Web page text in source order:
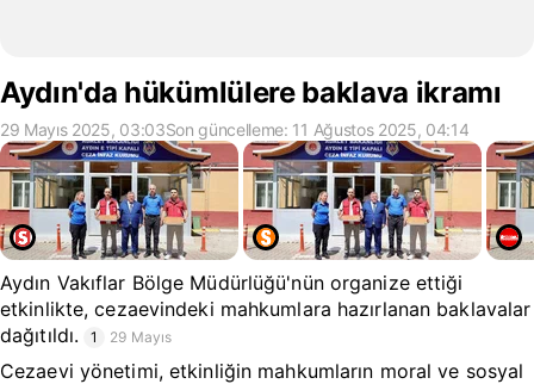
Aydın'da hükümlülere baklava ikramı
29 Mayıs 2025, 03:03Son güncelleme: 11 Ağustos 2025, 04:14
Aydın Vakıflar Bölge Müdürlüğü'nün organize ettiği
etkinlikte, cezaevindeki mahkumlara hazırlanan baklavalar
dağıtıldı.
1 29 Mayıs
Cezaevi yönetimi, etkinliğin mahkumların moral ve sosyal